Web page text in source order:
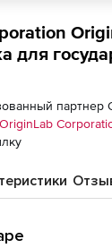
для
партнер
OriginLab